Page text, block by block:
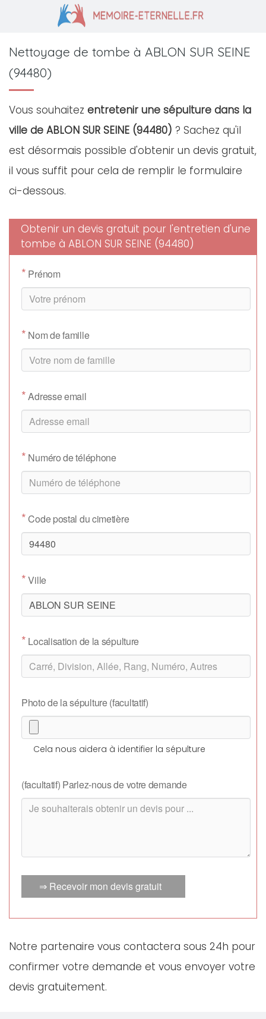
Nettoyage de tombe à ABLON SUR SEINE
(94480)
Vous souhaitez entretenir une sépulture dans la
ville de ABLON SUR SEINE (94480) ? Sachez qu'il
est désormais possible d'obtenir un devis gratuit,
il vous suffit pour cela de remplir le formulaire
ci-dessous.
Obtenir un devis gratuit pour l'entretien d'une
tombe à ABLON SUR SEINE (94480)
* Prénom
* Nom de famille
*Adresse email
* Numéro de téléphone
*Code postal du cimetière
*Ville
* Localisation de la sépulture
Photo de la sépulture (facultatif)
Cela nous aidera à identifier la sépulture
(facultatif) Parlez-nous de votre demande
⇒ Recevoir mon devis gratuit
Notre partenaire vous contactera sous 24h pour
confirmer votre demande et vous envoyer votre
devis gratuitement.